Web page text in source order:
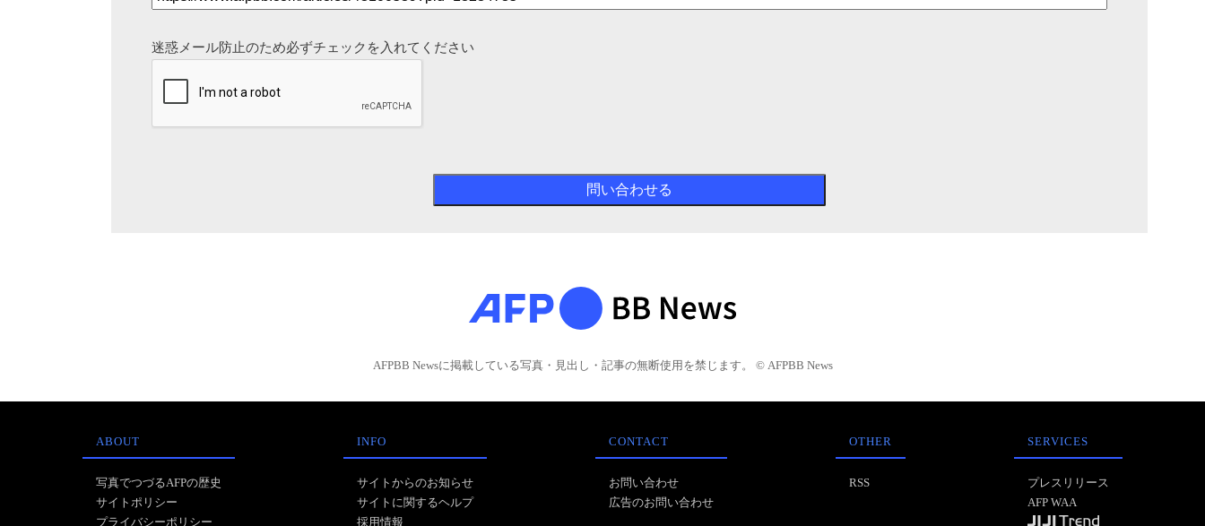
迷惑メール防止のため必ずチェックを入れてください
AFPBB Newsに掲載している写真・見出し・記事の無断使用を禁じます。 © AFPBB News
ABOUT
写真でつづるAFPの歴史
サイトポリシー
プライバシーポリシー
INFO
サイトからのお知らせ
サイトに関するヘルプ
採用情報
CONTACT
お問い合わせ
広告のお問い合わせ
OTHER
RSS
SERVICES
プレスリリース
AFP WAA